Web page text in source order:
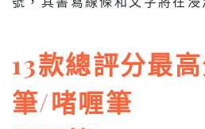
13款總評分最
筆/啫喱筆